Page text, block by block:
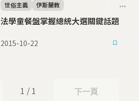
法學童餐盤掌握總統大選關鍵話題
世俗主義 伊斯蘭教
2015-10-22
1 / 1 下一頁
下一頁